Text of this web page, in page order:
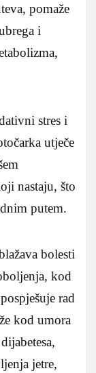
pomaže
i
stres i
utječe
nastaju, što
putem.
bolesti
kod
rad
kod umora
jetre,